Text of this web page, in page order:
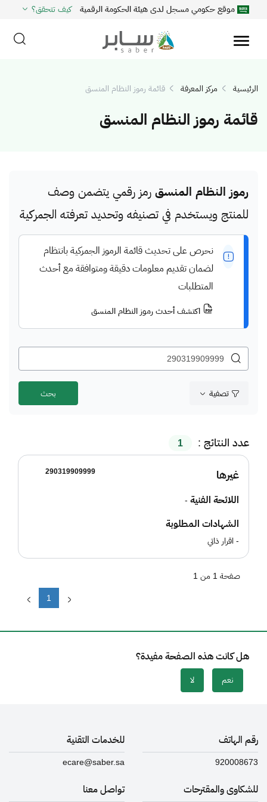
موقع حكومي مسجل لدى هيئة الحكومة الرقمية كيف تتحقق؟
الرئيسية مركز المعرفة قائمة رموز النظام المنسق
قائمة رموز النظام المنسق
رموز النظام المنسق رمز رقمي يتضمن وصف
للمنتج ويستخدم في تصنيفه وتحديد تعرفته الجمركية
نحرص على تحديث قائمة الرموز الجمركية بانتظام
لضمان تقديم معلومات دقيقة ومتوافقة مع أحدث
المتطلبات
اكتشف أحدث رموز النظام المنسق
تصفية
عدد النتائج : 1
290319909999 غيرها
اللائحة الفنية -
الشهادات المطلوبة
- اقرار ذاتي
1
صفحة 1 من 1
هل كانت هذه الصفحة مفيدة؟
نعم لا
رقم الهاتف
920008673
للخدمات التقنية
ecare@saber.sa
للشكاوى والمقترحات تواصل معنا